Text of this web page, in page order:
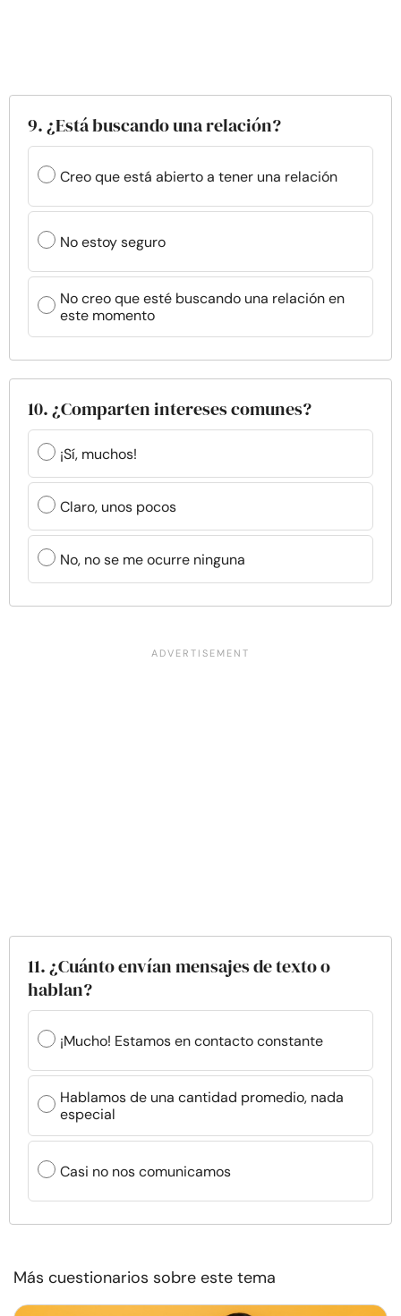
9. ¿Está buscando una relación?
Creo que está abierto a tener una relación
No estoy seguro
No creo que esté buscando una relación en
este momento
10. ¿Comparten intereses comunes?
¡Sí, muchos!
Claro, unos pocos
No, no se me ocurre ninguna
11. ¿Cuánto envían mensajes de texto o
hablan?
¡Mucho! Estamos en contacto constante
Hablamos de una cantidad promedio, nada
especial
Casi no nos comunicamos
Más cuestionarios sobre este tema